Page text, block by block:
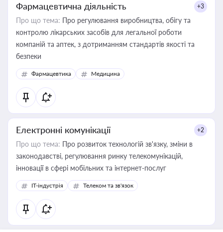
Фармацевтична діяльність +3
Про що тема: Про регулювання виробництва, обігу та
контролю лікарських засобів для легальної роботи
компаній та аптек, з дотриманням стандартів якості та
безпеки
Фармацевтика Медицина
Електронні комунікації +2
Про що тема: Про розвиток технологій зв'язку, зміни в
законодавстві, регулювання ринку телекомунікацій,
інновації в сфері мобільних та інтернет-послуг
IT-індустрія Телеком та зв'язок